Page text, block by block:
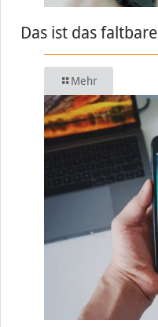
Das ist das
Mehr